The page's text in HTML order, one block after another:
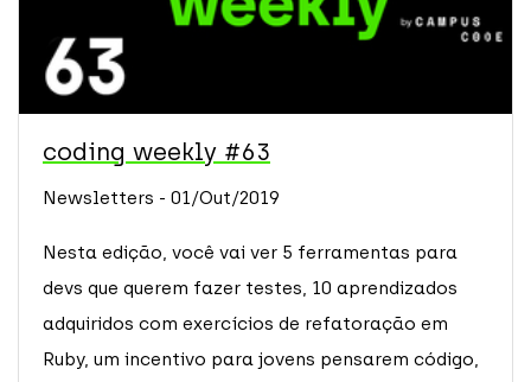
coding weekly #63
Newsletters - 01/Out/2019
Nesta edição, você vai ver 5 ferramentas para
devs que querem fazer testes, 10 aprendizados
adquiridos com exercícios de refatoração em
Ruby, um incentivo para jovens pensarem código,